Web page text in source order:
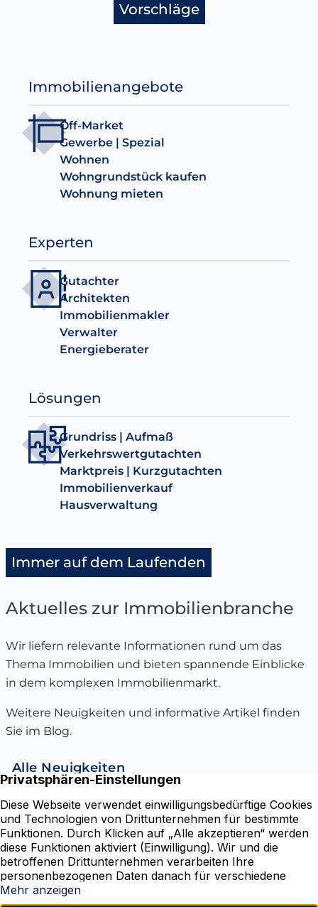
Vorschläge
Immobilienangebote
Off-Market
Gewerbe | Spezial
Wohnen
Wohngrundstück kaufen
Wohnung mieten
Experten
Gutachter
Architekten
Immobilienmakler
Verwalter
Energieberater
Lösungen
Grundriss | Aufmaß
Verkehrswertgutachten
Marktpreis | Kurzgutachten
Immobilienverkauf
Hausverwaltung
Immer auf dem Laufenden
Aktuelles zur Immobilienbranche
Wir liefern relevante Informationen rund um das
Thema Immobilien und bieten spannende Einblicke
in dem komplexen Immobilienmarkt.
Weitere Neuigkeiten und informative Artikel finden
Sie im Blog.
Alle Neuigkeiten